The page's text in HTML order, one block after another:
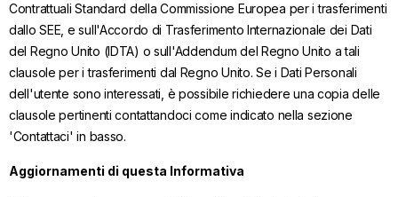
Contrattuali Standard della Commissione Europea per i trasferimenti
dallo SEE, e sull'Accordo di Trasferimento Internazionale dei Dati
del Regno Unito (IDTA) o sull'Addendum del Regno Unito a tali
clausole per i trasferimenti dal Regno Unito. Se i Dati Personali
dell'utente sono interessati, è possibile richiedere una copia delle
clausole pertinenti contattandoci come indicato nella sezione
'Contattaci' in basso.
Aggiornamenti di questa Informativa